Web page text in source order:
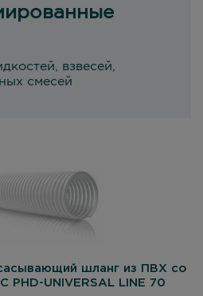
взвесей,
смесей
шланг из ПВХ со
PHD-UNIVERSAL LINE 70